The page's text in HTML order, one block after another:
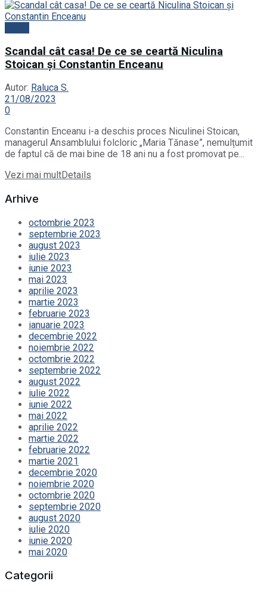
Scandal cât casa! De ce se ceartă Niculina
Stoican și Constantin Enceanu
Autor: Raluca S.
21/08/2023
0
Constantin Enceanu i-a deschis proces Niculinei Stoican,
managerul Ansamblului folcloric „Maria Tănase”, nemulțumit
de faptul că de mai bine de 18 ani nu a fost promovat pe...
Vezi mai multDetails
Arhive
octombrie 2023
septembrie 2023
august 2023
iulie 2023
iunie 2023
mai 2023
aprilie 2023
martie 2023
februarie 2023
ianuarie 2023
decembrie 2022
noiembrie 2022
octombrie 2022
septembrie 2022
august 2022
iulie 2022
iunie 2022
mai 2022
aprilie 2022
martie 2022
februarie 2022
martie 2021
decembrie 2020
noiembrie 2020
octombrie 2020
septembrie 2020
august 2020
iulie 2020
iunie 2020
mai 2020
Categorii